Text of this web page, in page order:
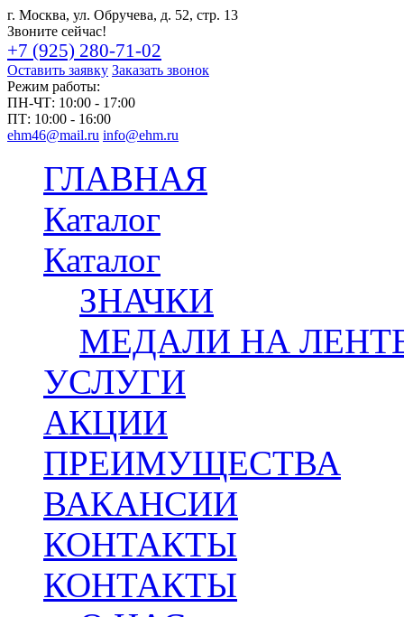
г. Москва, ул. Обручева, д. 52, стр. 13
Звоните сейчас!
+7 (925) 280-71-02
Оставить заявку Заказать звонок
Режим работы:
ПН-ЧТ: 10:00 - 17:00
ПТ: 10:00 - 16:00
ehm46@mail.ru info@ehm.ru
ГЛАВНАЯ
Каталог
Каталог
ЗНАЧКИ
МЕДАЛИ НА
УСЛУГИ
АКЦИИ
ПРЕИМУЩЕСТВА
ВАКАНСИИ
КОНТАКТЫ
КОНТАКТЫ